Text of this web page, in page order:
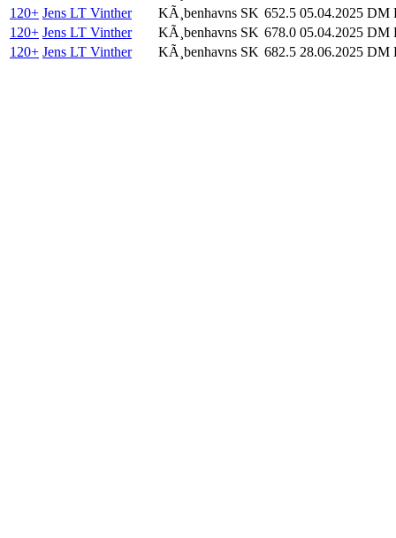
120+ Jens LT Vinther KÃ¸benhavns SK 652.5 05.04.2025 DM
120+ Jens LT Vinther KÃ¸benhavns SK 678.0 05.04.2025 DM
120+ Jens LT Vinther KÃ¸benhavns SK 682.5 28.06.2025 DM